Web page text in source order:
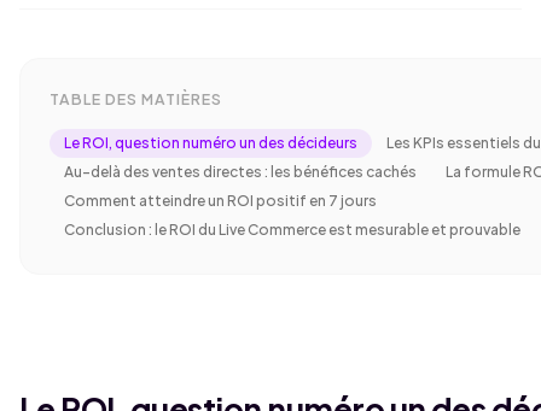
TABLE DES MATIÈRES
Le ROI, question numéro un des décideurs
Les KPIs essentiels
Au-delà des ventes directes : les bénéfices cachés
La formule
Comment atteindre un ROI positif en 7 jours
Conclusion : le ROI du Live Commerce est mesurable et prouvable